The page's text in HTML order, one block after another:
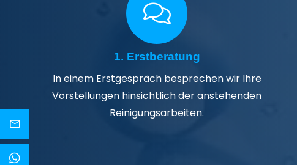
1. Erstberatung
In einem Erstgespräch besprechen wir Ihre
Vorstellungen hinsichtlich der anstehenden
Reinigungsarbeiten.